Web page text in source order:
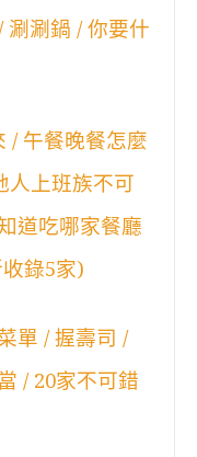
涮涮鍋 / 你要什
/ 午餐晚餐怎麼
人上班族不可
道吃哪家餐廳
錄5家)
單 / 握壽司 /
/ 20家不可錯